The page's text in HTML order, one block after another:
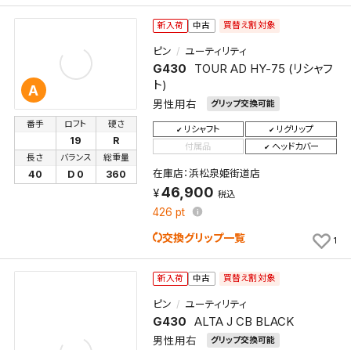
A
新入荷 中古 買替え割対象
ピン ユーティリティ
G430
TOUR AD HY-75 (リシャフ
ト)
男性用右 グリップ交換可能
番手 ロフト
19
硬さ
R
長さ
40
バランス
D 0
総重量
360
リシャフト
リグリップ
付属品
ヘッドカバー
在庫店：浜松泉姫街道店
46,900 税込
426 pt
交換グリップ一覧 1
新入荷 中古 買替え割対象
ピン ユーティリティ
G430 ALTA J CB BLACK
男性用右 グリップ交換可能